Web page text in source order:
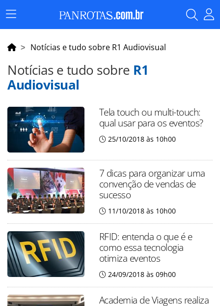
Menu
Principal
Notícias e tudo sobre R1 Audiovisual
Notícias e tudo sobre R1
Audiovisual
Tela touch ou multi-touch:
qual usar para os eventos?
25/10/2018 às 10h00
7 dicas para organizar uma
convenção de vendas de
sucesso
11/10/2018 às 10h00
RFID: entenda o que é e
como essa tecnologia
otimiza eventos
24/09/2018 às 09h00
Academia de Viagens realiza